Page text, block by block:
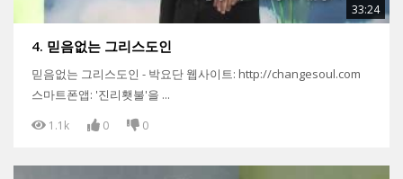
33:24
4. 믿음없는 그리스도인
믿음없는 그리스도인 - 박요단 웹사이트: http://changesoul.com
스마트폰앱: '진리횃불'을 ...
1.1k 0 0